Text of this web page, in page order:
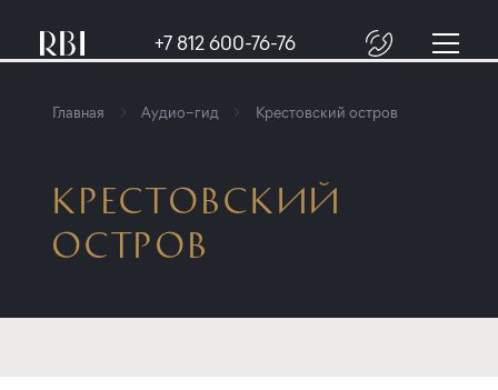
+7 812 600-76-76
Главная Аудио–гид Крестовский остров
КРЕСТОВСКИЙ
ОСТРОВ